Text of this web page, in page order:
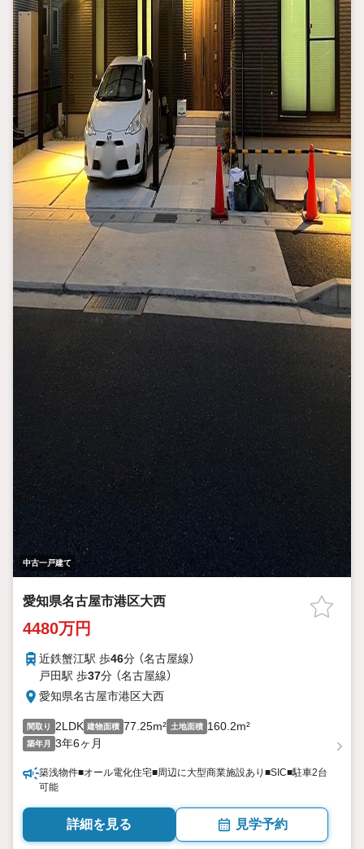
中古一戸建て
愛知県名古屋市港区大西
4480万円
近鉄蟹江駅 歩46分 （名古屋線）
戸田駅 歩37分 （名古屋線）
愛知県名古屋市港区大西
間取り 2LDK 建物面積 77.25m² 土地面積 160.2m²
築年月 3年6ヶ月
築浅物件■オール電化住宅■周辺に大型商業施設あり■SIC■駐車2台
可能
詳細を見る 見学予約